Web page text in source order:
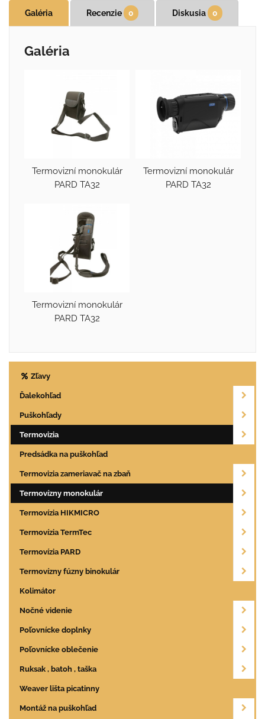
Galéria Recenzie 0 Diskusia 0
Galéria
Termovizní monokulár
PARD TA32
Termovizní monokulár
PARD TA32
Termovizní monokulár
PARD TA32
Zľavy
Ďalekohľad
Puškohľady
Termovizia
Predsádka na puškohľad
Termovizia zameriavač na zbaň
Termovízny monokulár
Termovízia HIKMICRO
Termovízia TermTec
Termovízia PARD
Termovízny fúzny binokulár
Kolimátor
Nočné videnie
Poľovnícke doplnky
Poľovnícke oblečenie
Ruksak , batoh , taška
Weaver lišta picatinny
Montáž na puškohľad